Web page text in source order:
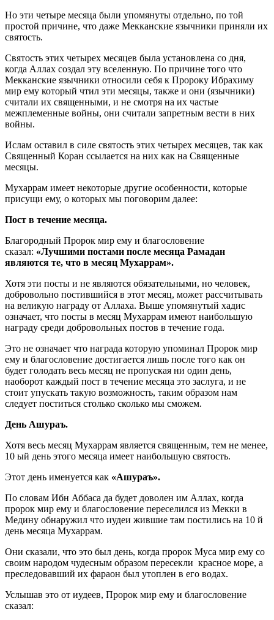
Но эти четыре месяца были упомянуты отдельно, по той
простой причине, что даже Мекканские язычники приняли их
святость.
Святость этих четырех месяцев была установлена со дня,
когда Аллах создал эту вселенную. По причине того что
Мекканские язычники относили себя к Пророку Ибрахиму
мир ему который чтил эти месяцы, также и они (язычники)
считали их священными, и не смотря на их частые
межплеменные войны, они считали запретным вести в них
войны.
Ислам оставил в силе святость этих четырех месяцев, так как
Священный Коран ссылается на них как на Священные
месяцы.
Мухаррам имеет некоторые другие особенности, которые
присущи ему, о которых мы поговорим далее:
Пост в течение месяца.
Благородный Пророк мир ему и благословение
сказал: «Лучшими постами после месяца Рамадан
являются те, что в месяц Мухаррам».
Хотя эти посты и не являются обязательными, но человек,
добровольно постившийся в этот месяц, может рассчитывать
на великую награду от Аллаха. Выше упомянутый хадис
означает, что посты в месяц Мухаррам имеют наибольшую
награду среди добровольных постов в течение года.
Это не означает что награда которую упоминал Пророк мир
ему и благословение достигается лишь после того как он
будет голодать весь месяц не пропуская ни один день,
наоборот каждый пост в течение месяца это заслуга, и не
стоит упускать такую возможность, таким образом нам
следует поститься столько сколько мы сможем.
День Ашураъ.
Хотя весь месяц Мухаррам является священным, тем не менее,
10 ый день этого месяца имеет наибольшую святость.
Этот день именуется как «Ашураъ».
По словам Ибн Аббаса да будет доволен им Аллах, когда
пророк мир ему и благословение переселился из Мекки в
Медину обнаружил что иудеи жившие там постились на 10 й
день месяца Мухаррам.
Они сказали, что это был день, когда пророк Муса мир ему со
своим народом чудесным образом пересекли красное море, а
преследовавший их фараон был утоплен в его водах.
Услышав это от иудеев, Пророк мир ему и благословение
сказал: